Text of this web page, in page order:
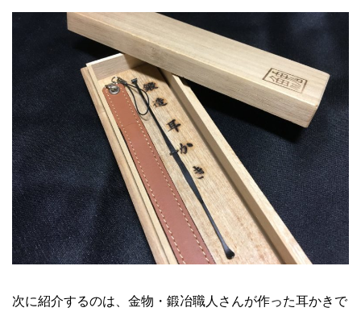
次に紹介するのは、金物・鍛冶職人さんが作った耳かきで